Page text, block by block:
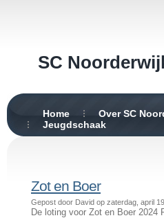
SC
Home Over SC
Jeugdschaak
Zot en Boer
Gepost door David op zaterdag, april
De loting voor Zot en Boer 2024